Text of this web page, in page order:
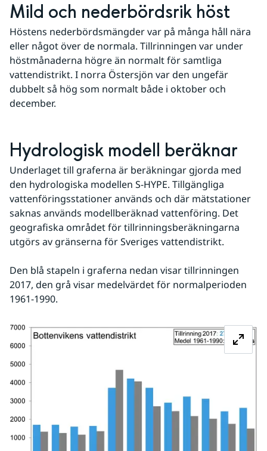
Mild och nederbördsrik höst
Höstens nederbördsmängder var på många håll nära
eller något över de normala. Tillrinningen var under
höstmånaderna högre än normalt för samtliga
vattendistrikt. I norra Östersjön var den ungefär
dubbelt så hög som normalt både i oktober och
december.
Hydrologisk modell beräknar
Underlaget till graferna är beräkningar gjorda med
den hydrologiska modellen S-HYPE. Tillgängliga
vattenföringsstationer används och där mätstationer
saknas används modellberäknad vattenföring. Det
geografiska området för tillrinningsberäkningarna
utgörs av gränserna för Sveriges vattendistrikt.
Den blå stapeln i graferna nedan visar tillrinningen
2017, den grå visar medelvärdet för normalperioden
1961-1990.